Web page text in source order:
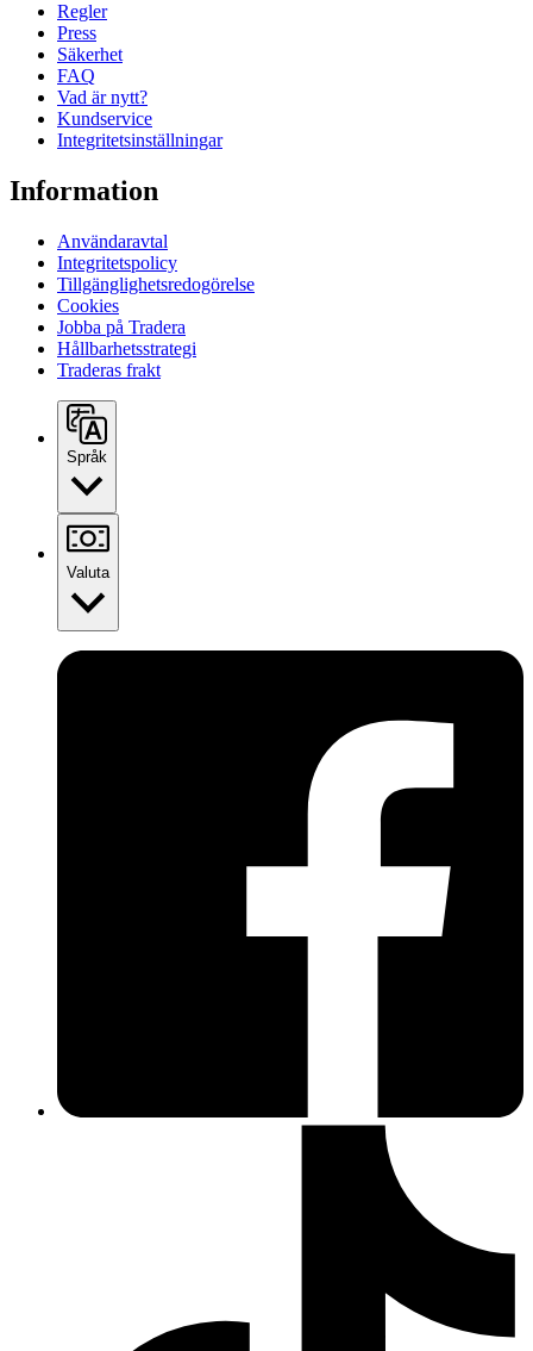
Regler
Press
Säkerhet
FAQ
Vad är nytt?
Kundservice
Integritetsinställningar
Information
Användaravtal
Integritetspolicy
Tillgänglighetsredogörelse
Cookies
Jobba på Tradera
Hållbarhetsstrategi
Traderas frakt
Språk
Valuta